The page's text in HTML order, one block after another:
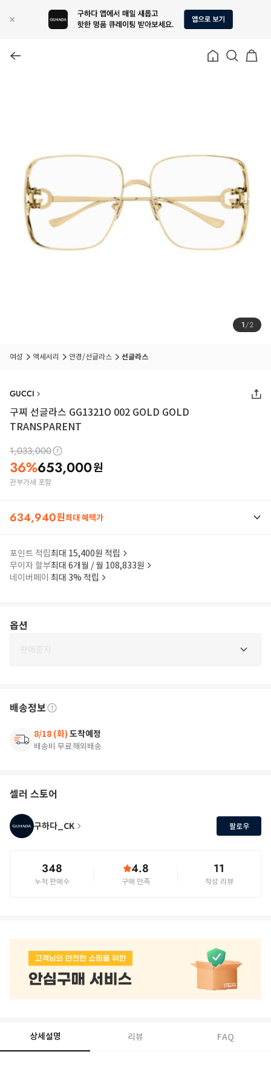
1/2
여성 액세서리 안경/선글라스 선글라스
GUCCI
구찌 선글라스 GG1321O 002 GOLD GOLD
TRANSPARENT
1,033,000
36%653,000원
관부가세 포함
634,940원최대 혜택가
포인트 적립최대 15,400원 적립
무이자 할부최대 6개월 / 월 108,833원
네이버페이 최대 3% 적립
옵션
판매중지
배송정보
8/18 (화) 도착예정
배송비 무료해외배송
셀러 스토어
구하다_CK 팔로우
348
누적 판매수
4.8
구매 만족
11
작성 리뷰
상세설명 리뷰 FAQ